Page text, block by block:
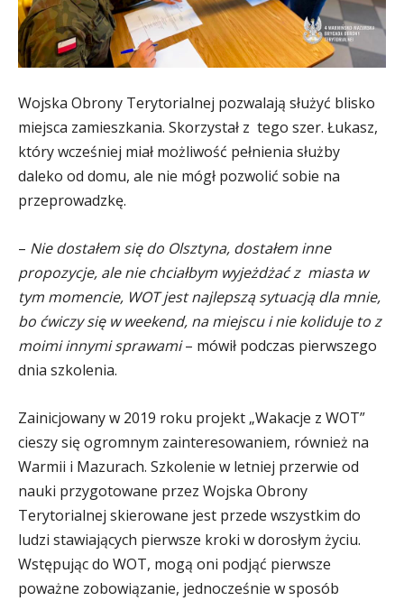
Wojska Obrony Terytorialnej pozwalają służyć blisko
miejsca zamieszkania. Skorzystał z tego szer. Łukasz,
który wcześniej miał możliwość pełnienia służby
daleko od domu, ale nie mógł pozwolić sobie na
przeprowadzkę.
– Nie dostałem się do Olsztyna, dostałem inne
propozycje, ale nie chciałbym wyjeżdżać z miasta w
tym momencie, WOT jest najlepszą sytuacją dla mnie,
bo ćwiczy się w weekend, na miejscu i nie koliduje to z
moimi innymi sprawami– mówił podczas pierwszego
dnia szkolenia.
Zainicjowany w 2019 roku projekt „Wakacje z WOT”
cieszy się ogromnym zainteresowaniem, również na
Warmii i Mazurach. Szkolenie w letniej przerwie od
nauki przygotowane przez Wojska Obrony
Terytorialnej skierowane jest przede wszystkim do
ludzi stawiających pierwsze kroki w dorosłym życiu.
Wstępując do WOT, mogą oni podjąć pierwsze
poważne zobowiązanie, jednocześnie w sposób